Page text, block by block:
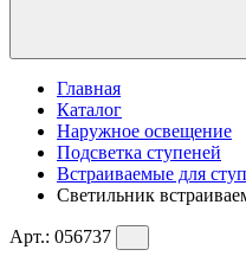
Главная
Каталог
Наружное освещение
Подсветка ступеней
Встраиваемые для
Светильник
Арт.: 056737